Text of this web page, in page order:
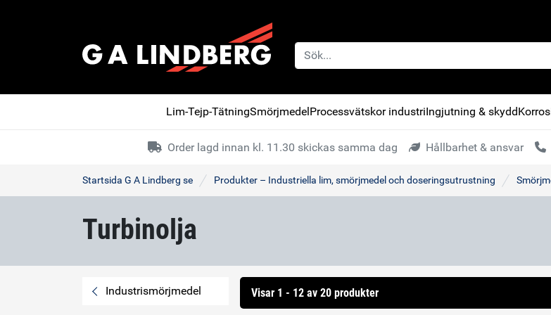
Lim-Tejp-TätningSmörjmedelProcessvätskor industriIngjutning & skydd
Order lagd innan kl. 11.30 skickas samma dag Hållbarhet & ansvar
Startsida G A Lindberg se Produkter – Industriella lim, smörjmedel och doseringsutrustning
Turbinolja
Industrismörjmedel Visar 1 - 12 av 20 produkter